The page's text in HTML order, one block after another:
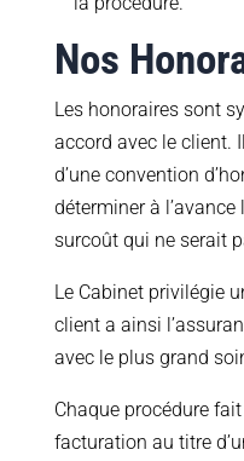
Nos
Les honoraires sont
accord avec le client.
d’une convention
déterminer à l’avance
surcoût qui ne serait
Le Cabinet privilégie
client a ainsi
avec le plus grand
Chaque procédure fait
facturation au titre